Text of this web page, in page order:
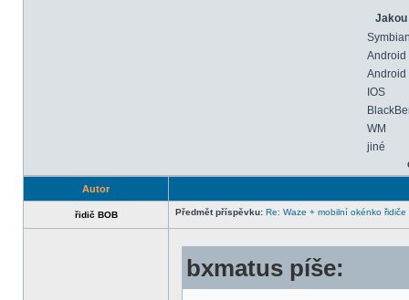
Android
Android
IOS
WM
jiné
Autor
řidič BOB Předmět příspěvku: Re: Waze + mobilní okénko řidiče
bxmatus píše: